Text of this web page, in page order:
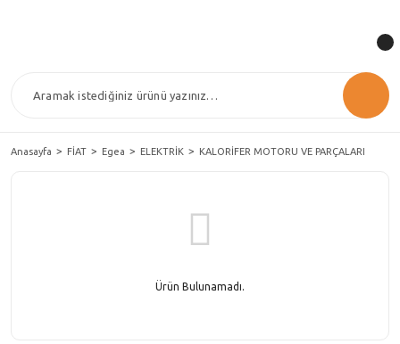
Anasayfa FİAT Egea ELEKTRİK KALORİFER MOTORU VE PARÇALARI
Ürün Bulunamadı.